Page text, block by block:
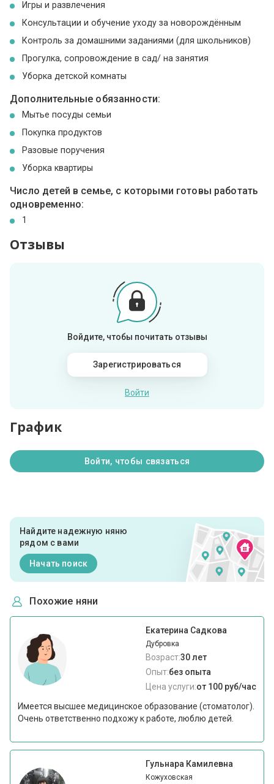
Игры и развлечения
Консультации и обучение уходу за новорождённым
Контроль за домашними заданиями (для школьников)
Прогулка, сопровождение в сад/ на занятия
Уборка детской комнаты
Дополнительные обязанности:
Мытье посуды семьи
Покупка продуктов
Разовые поручения
Уборка квартиры
Число детей в семье, с которыми готовы работать
одновременно:
1
Отзывы
Войдите, чтобы почитать отзывы
Зарегистрироваться
Войти
График
Войти, чтобы связаться
Найдите надежную няню
рядом с вами
Начать поиск
Похожие няни
Екатерина Садкова
Дубровка
Возраст:30 лет
Опыт:без опыта
Цена услуги:от 100 руб/час
Имеется высшее медицинское образование (стоматолог).
Очень ответственно подхожу к работе, люблю детей.
Гульнара Камилевна
Кожуховская